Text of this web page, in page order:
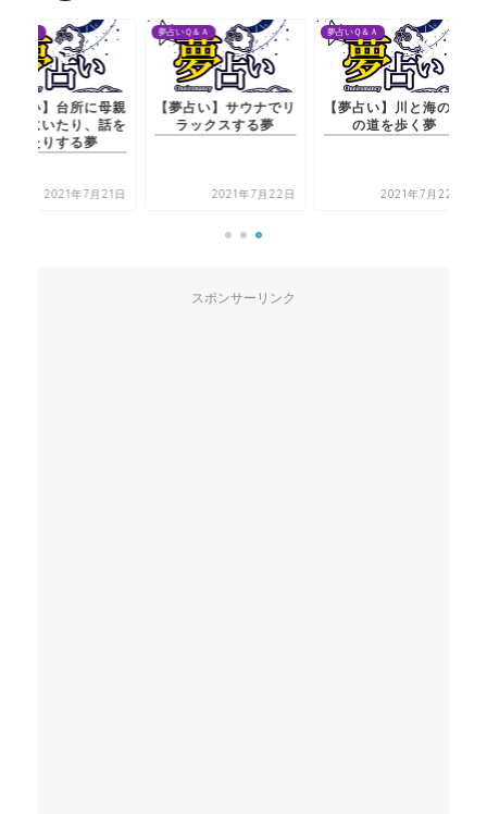
夢占いＱ＆Ａ
【夢占い】サウナでリ
ラックスする夢
2021年7月22日
夢占いＱ＆Ａ
【夢占い】川と海の間
の道を歩く夢
2021年7月22日
夢占いＱ＆Ａ
【夢占い】台所に母親
2021年7月21日
スポンサーリンク